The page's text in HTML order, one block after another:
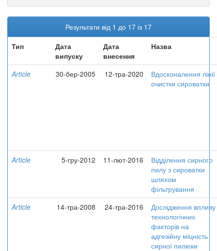
Результати від 1 до 17 із 17
Тип
Дата
випуску
Дата
внесення
Назва
Article 30-бер-2005 12-тра-2020
Вдосконалення лінії
очистки сироватки
Article 5-гру-2012 11-лют-2016
Відділення сирного
пилу з сироватки
шляхом
фільтрування
Article
14-тра-2008 24-тра-2016
Дослідження впливу
технологічних
факторів на
адгезійну міцність
сирної пилюки